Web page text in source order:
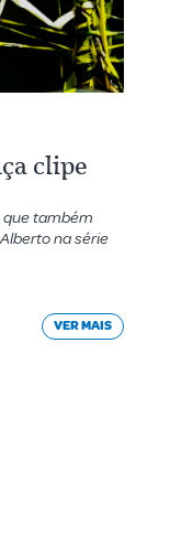
clipe
que também
na série
VER MAIS